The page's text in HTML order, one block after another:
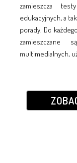
zamieszcza
edukacyjnych, a
porady. Do
zamieszczane
multimedialnych,